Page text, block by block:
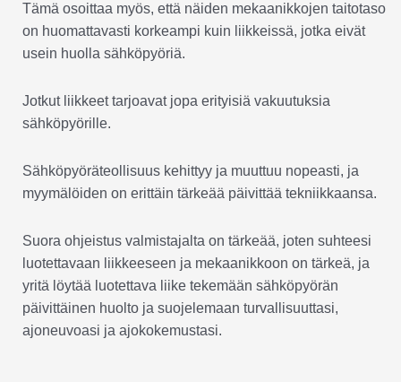
Tämä osoittaa myös, että näiden mekaanikkojen taitotaso
on huomattavasti korkeampi kuin liikkeissä, jotka eivät
usein huolla sähköpyöriä.
Jotkut liikkeet tarjoavat jopa erityisiä vakuutuksia
sähköpyörille.
Sähköpyöräteollisuus kehittyy ja muuttuu nopeasti, ja
myymälöiden on erittäin tärkeää päivittää tekniikkaansa.
Suora ohjeistus valmistajalta on tärkeää, joten suhteesi
luotettavaan liikkeeseen ja mekaanikkoon on tärkeä, ja
yritä löytää luotettava liike tekemään sähköpyörän
päivittäinen huolto ja suojelemaan turvallisuuttasi,
ajoneuvoasi ja ajokokemustasi.